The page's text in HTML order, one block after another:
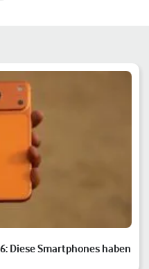
Diese Smartphones haben